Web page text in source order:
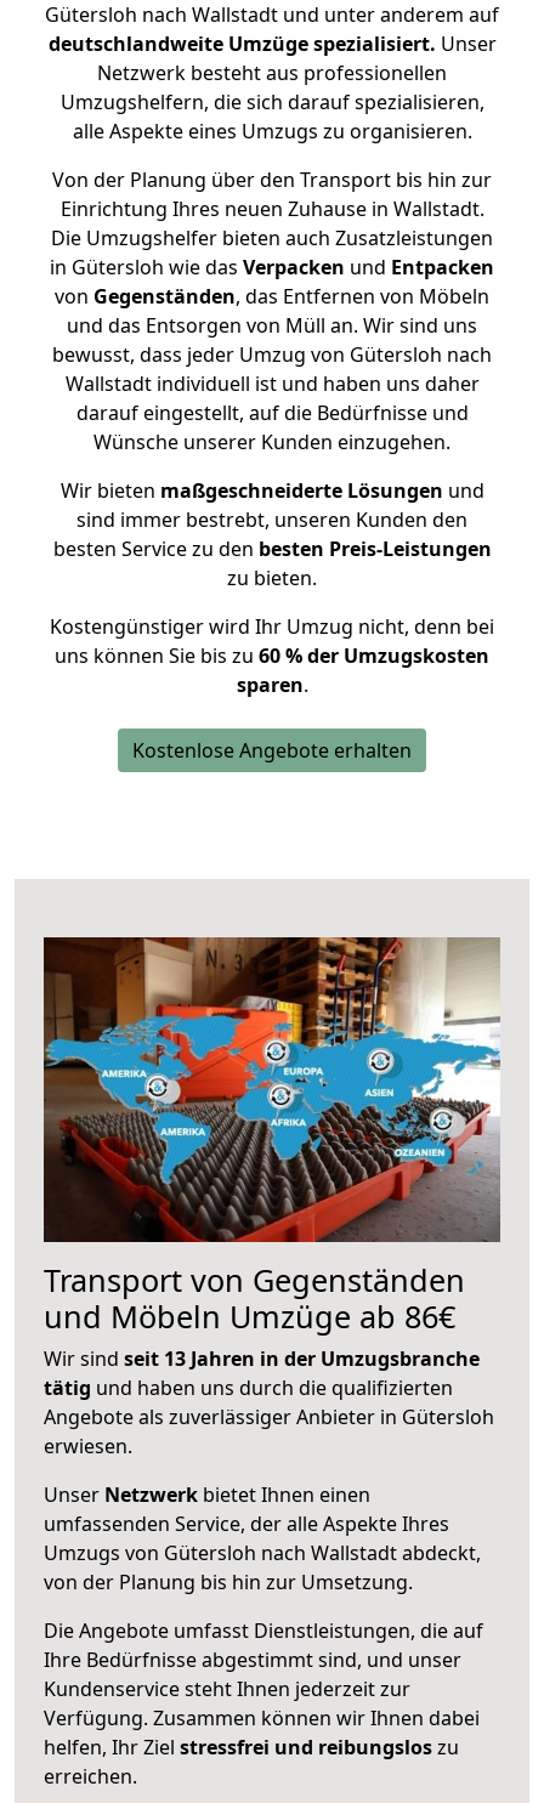
Gütersloh nach Wallstadt und unter anderem auf
deutschlandweite Umzüge spezialisiert. Unser
Netzwerk besteht aus professionellen
Umzugshelfern, die sich darauf spezialisieren,
alle Aspekte eines Umzugs zu organisieren.
Von der Planung über den Transport bis hin zur
Einrichtung Ihres neuen Zuhause in Wallstadt.
Die Umzugshelfer bieten auch Zusatzleistungen
in Gütersloh wie das Verpacken und Entpacken
von Gegenständen, das Entfernen von Möbeln
und das Entsorgen von Müll an. Wir sind uns
bewusst, dass jeder Umzug von Gütersloh nach
Wallstadt individuell ist und haben uns daher
darauf eingestellt, auf die Bedürfnisse und
Wünsche unserer Kunden einzugehen.
Wir bieten maßgeschneiderte Lösungen und
sind immer bestrebt, unseren Kunden den
besten Service zu den besten Preis-Leistungen
zu bieten.
Kostengünstiger wird Ihr Umzug nicht, denn bei
uns können Sie bis zu 60 % der Umzugskosten
sparen.
Kostenlose Angebote erhalten
Transport von Gegenständen
und Möbeln Umzüge ab 86€
Wir sind seit 13 Jahren in der Umzugsbranche
tätig und haben uns durch die qualifizierten
Angebote als zuverlässiger Anbieter in Gütersloh
erwiesen.
Unser Netzwerk bietet Ihnen einen
umfassenden Service, der alle Aspekte Ihres
Umzugs von Gütersloh nach Wallstadt abdeckt,
von der Planung bis hin zur Umsetzung.
Die Angebote umfasst Dienstleistungen, die auf
Ihre Bedürfnisse abgestimmt sind, und unser
Kundenservice steht Ihnen jederzeit zur
Verfügung. Zusammen können wir Ihnen dabei
helfen, Ihr Ziel stressfrei und reibungsloszu
erreichen.